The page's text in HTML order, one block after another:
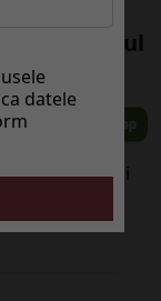
la
la creditul